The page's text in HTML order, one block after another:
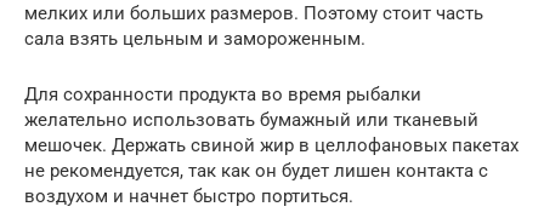
мелких или больших размеров. Поэтому стоит часть
сала взять цельным и замороженным.
Для сохранности продукта во время рыбалки
желательно использовать бумажный или тканевый
мешочек. Держать свиной жир в целлофановых пакетах
не рекомендуется, так как он будет лишен контакта с
воздухом и начнет быстро портиться.